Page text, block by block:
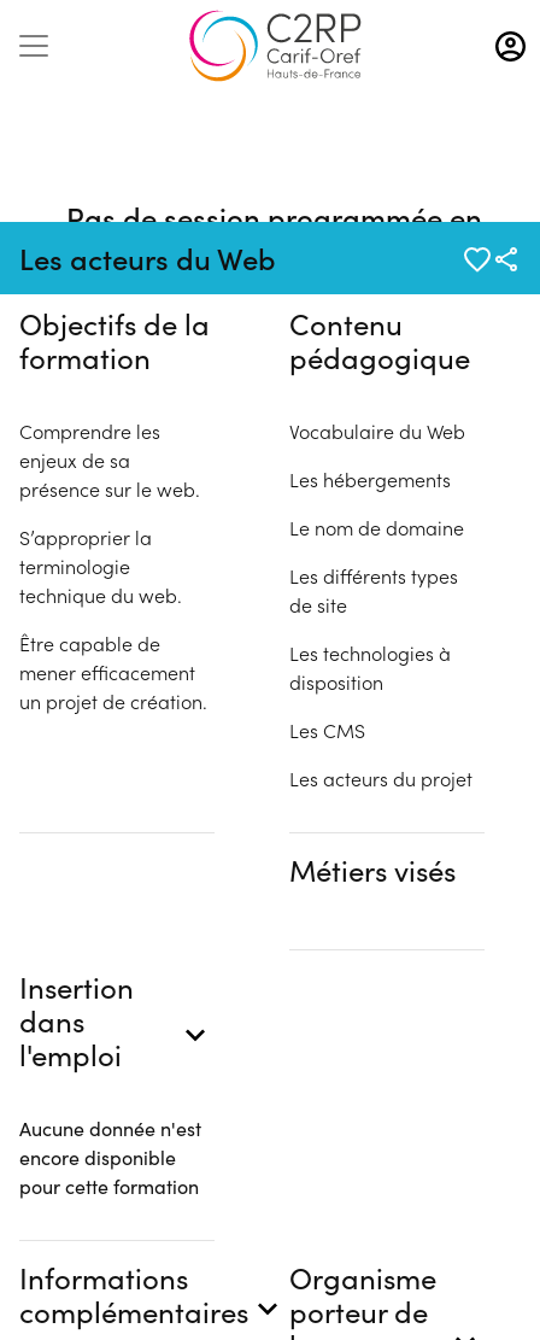
Aller
au
contenu
Les acteurs du Web
Pas de session programmée en
ce moment
Objectifs de la
formation
Comprendre les
enjeux de sa
présence sur le web.
S’approprier la
terminologie
technique du web.
Être capable de
mener efficacement
un projet de création.
Contenu
pédagogique
Vocabulaire du Web
Les hébergements
Le nom de domaine
Les différents types
de site
Les technologies à
disposition
Les CMS
Les acteurs du projet
Métiers visés
Insertion
dans
l'emploi
Aucune donnée n'est
encore disponible
pour cette formation
Informations
complémentaires
Organisme
porteur de